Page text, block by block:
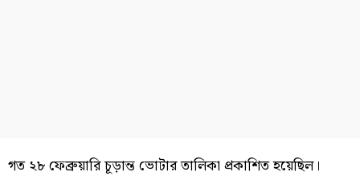
গত ২৮ ফেব্রুয়ারি চূড়ান্ত ভোটার তালিকা প্রকাশিত হয়েছিল।